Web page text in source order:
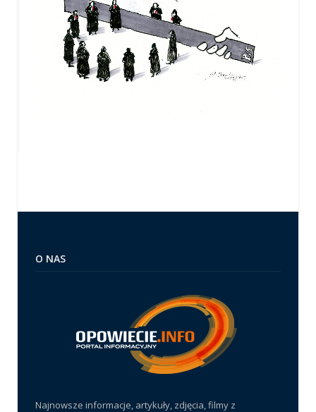
O NAS
Najnowsze informacje, artykuły, zdjęcia, filmy z